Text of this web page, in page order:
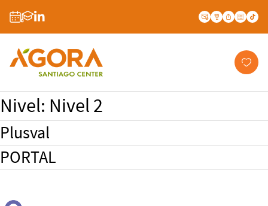
Nivel: Nivel 2
Plusval
PORTAL